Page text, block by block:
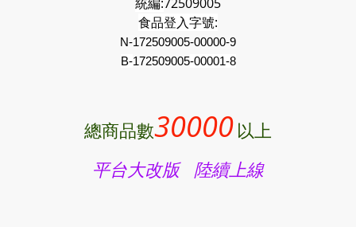
食品登入字號:
N-172509005-00000-9
B-172509005-00001-8
總商品數30000 以上
平台大改版 陸續上線